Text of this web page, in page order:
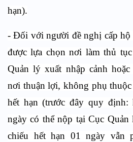
hạn).
- Đối với người đề nghị cấp hộ
được lựa chọn nơi làm thủ
Quản lý xuất nhập cảnh
nơi thuận lợi, không phụ
hết hạn (trước đây quy định:
ngày có thể nộp tại Cục
chiếu hết hạn 01 ngày vẫn